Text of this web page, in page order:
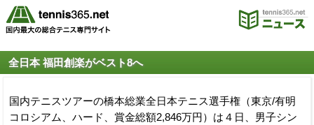
全日本 福田創楽がベスト8へ
国内テニスツアーの橋本総業全日本テニス選手権（東京/有明
コロシアム、ハード、賞金総額2,846万円）は４日、男子シン